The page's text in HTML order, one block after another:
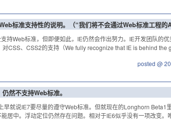
标准支持性的说明。（“我们将不会通过Web标准工程的
持Web标准，但即便如此，IE仍然会作出努力。IE开发团队的
对CSS、CSS2的支持（We fully recognize that IE is behind
posted @
然不支持Web标准。
早就说IE7要尽量的遵守Web标准。但就现在的Longhorn Beta1
居中。浮动定位仍然存在问题。相对于IE6似乎没有一项改变